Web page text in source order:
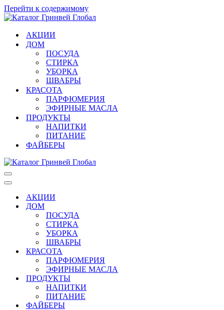
Перейти к содержимому
АКЦИИ
ДОМ
ПОСУДА
СТИРКА
УБОРКА
ШВАБРЫ
КРАСОТА
ПАРФЮМЕРИЯ
ЭФИРНЫЕ МАСЛА
ПРОДУКТЫ
НАПИТКИ
ПИТАНИЕ
ФАЙБЕРЫ
Меню
навигации
Меню
навигацииАКЦИИ
ДОМ
ПОСУДА
СТИРКА
УБОРКА
ШВАБРЫ
КРАСОТА
ПАРФЮМЕРИЯ
ЭФИРНЫЕ МАСЛА
ПРОДУКТЫ
НАПИТКИ
ПИТАНИЕ
ФАЙБЕРЫ